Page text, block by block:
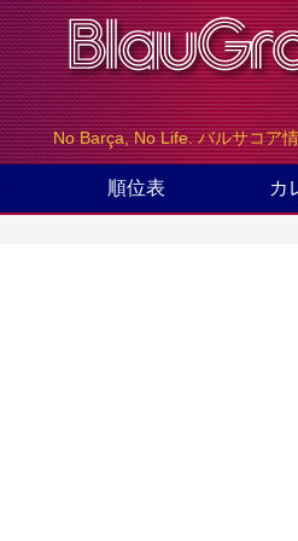
No Barça, No Life. バルサコア
順位表 カ